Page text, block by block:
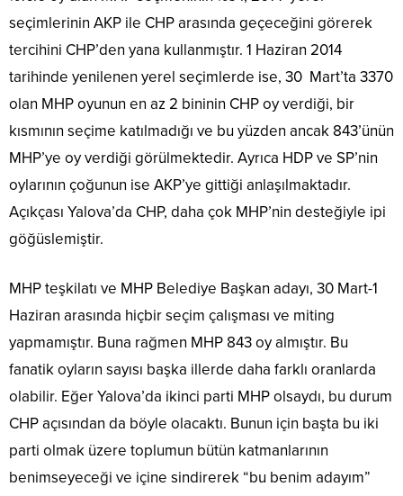
seçimlerinin AKP ile CHP arasında geçeceğini görerek
tercihini CHP’den yana kullanmıştır. 1 Haziran 2014
tarihinde yenilenen yerel seçimlerde ise, 30 Mart’ta 3370
olan MHP oyunun en az 2 bininin CHP oy verdiği, bir
kısmının seçime katılmadığı ve bu yüzden ancak 843’ünün
MHP’ye oy verdiği görülmektedir. Ayrıca HDP ve SP’nin
oylarının çoğunun ise AKP’ye gittiği anlaşılmaktadır.
Açıkçası Yalova’da CHP, daha çok MHP’nin desteğiyle ipi
göğüslemiştir.
MHP teşkilatı ve MHP Belediye Başkan adayı, 30 Mart-1
Haziran arasında hiçbir seçim çalışması ve miting
yapmamıştır. Buna rağmen MHP 843 oy almıştır. Bu
fanatik oyların sayısı başka illerde daha farklı oranlarda
olabilir. Eğer Yalova’da ikinci parti MHP olsaydı, bu durum
CHP açısından da böyle olacaktı. Bunun için başta bu iki
parti olmak üzere toplumun bütün katmanlarının
benimseyeceği ve içine sindirerek “bu benim adayım”